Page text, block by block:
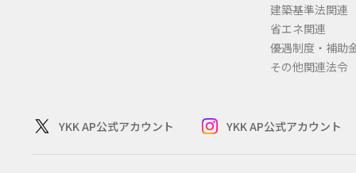
建築基準法関連
省エネ関連
優遇制度・補助
その他関連法令
YKK AP公式アカウント YKK AP公式アカウント